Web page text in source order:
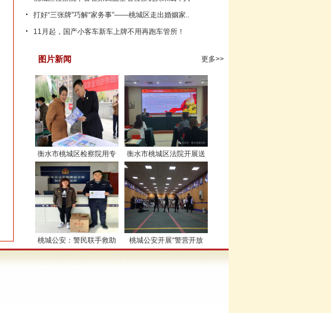
打好“三张牌”巧解“家务事”——桃城区走出婚姻家...
11月起，国产小客车新车上牌不用再跑车管所！
图片新闻 更多>>
衡水市桃城区检察院用专
业行动传递司法温情 为老
年群体筑牢合法权益“防护
墙”
衡水市桃城区法院开展送
法进机关活动
桃城公安：警民联手救助
桃城公安开展“警营开放